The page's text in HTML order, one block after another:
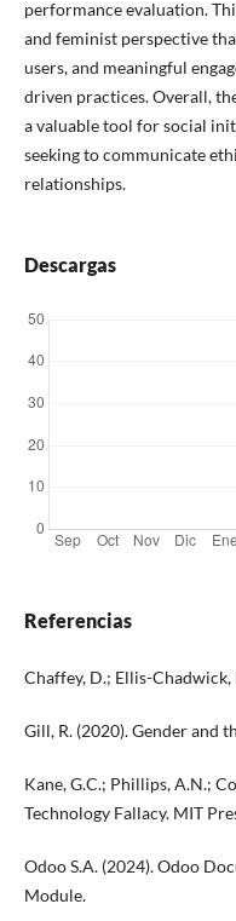
performance evaluation.
and feminist perspective
users, and meaningful
driven practices. Overall,
a valuable tool for social
seeking to communicate
relationships.
Descargas
Referencias
Chaffey, D.; Ellis-
Gill, R. (2020). Gender and
Kane, G.C.; Phillips, A.N.;
Technology Fallacy. MIT
Odoo S.A. (2024). Odoo
Module.